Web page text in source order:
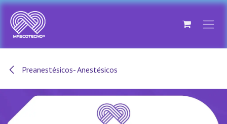
Ir al contenido
Preanestésicos- Anestésicos